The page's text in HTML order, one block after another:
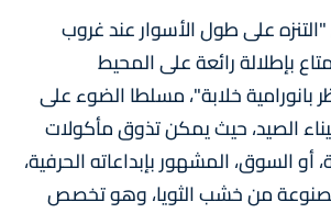
على طول الأسوار عند غروب
بإطلالة رائعة على المحيط
بانورامية خلابة"، مسلطا الضوء على
الصيد، حيث يمكن تذوق مأكولات
السوق، المشهور بإبداعاته الحرفية،
من خشب الثويا، وهو تخصص